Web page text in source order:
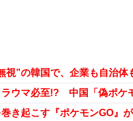
ウマ必至!? 中国「偽ポケ